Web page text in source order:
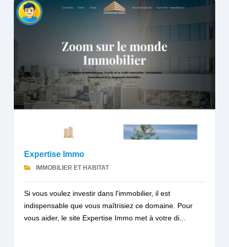
Expertise Immo
IMMOBILIER ET HABITAT
Si vous voulez investir dans l'immobilier, il est
indispensable que vous maîtrisiez ce domaine. Pour
vous aider, le site Expertise Immo met à votre di...